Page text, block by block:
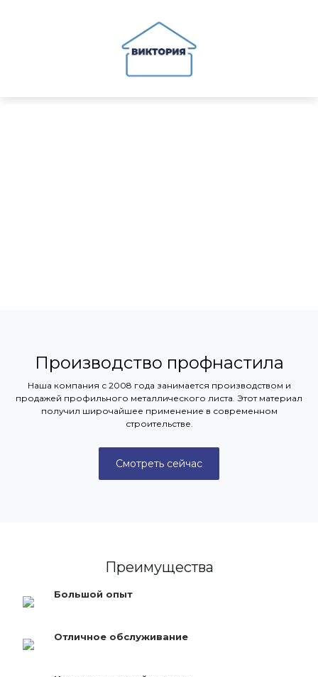
Производство профнастила
Наша компания с 2008 года занимается производством и
продажей профильного металлического листа. Этот материал
получил широчайшее применение в современном
строительстве.
Смотреть сейчас
Преимущества
Большой опыт
Отличное обслуживание